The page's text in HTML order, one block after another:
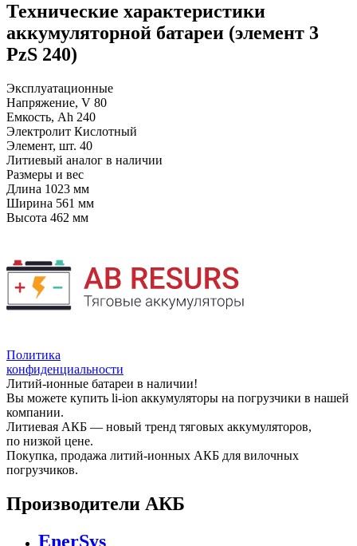
Технические характеристики
аккумуляторной батареи (элемент 3
PzS 240)
Эксплуатационные
Напряжение, V 80
Емкость, Ah 240
Электролит Кислотный
Элемент, шт. 40
Литиевый аналог в наличии
Размеры и вес
Длина 1023 мм
Ширина 561 мм
Высота 462 мм
Политика
конфиденциальности
Литий-ионные батареи в наличии!
Вы можете купить li-ion аккумуляторы на погрузчики в нашей
компании.
Литиевая АКБ — новый тренд тяговых аккумуляторов,
по низкой цене.
Покупка, продажа литий-ионных АКБ для вилочных
погрузчиков.
Производители АКБ
EnerSys